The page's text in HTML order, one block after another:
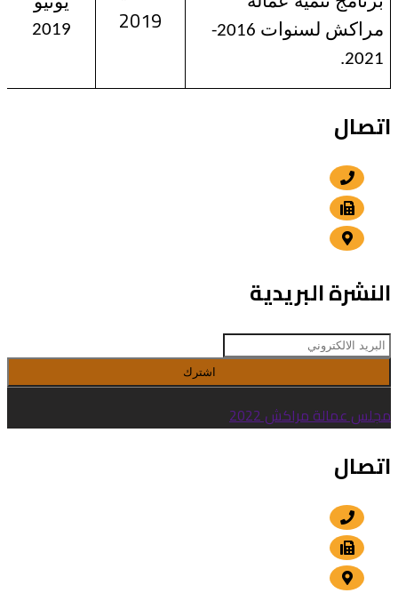
مراكش لسنوات 2016-
2021.
2019
2019
اتصال
النشرة البريدية
اشترك
مجلس عمالة مراكش 2022
اتصال